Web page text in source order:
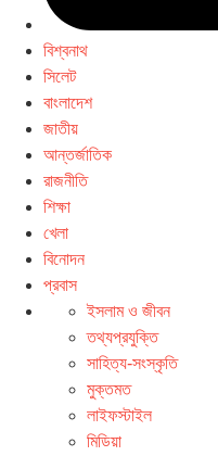
বিশ্বনাথ
সিলেট
বাংলাদেশ
জাতীয়
আন্তর্জাতিক
রাজনীতি
শিক্ষা
খেলা
বিনোদন
প্রবাস
ইসলাম ও জীবন
তথ্যপ্রযুক্তি
সাহিত্য-সংস্কৃতি
মুক্তমত
লাইফস্টাইল
মিডিয়া